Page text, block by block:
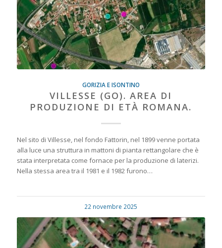
GORIZIA E ISONTINO
VILLESSE (GO). AREA DI
PRODUZIONE DI ETÀ ROMANA.
Nel sito di Villesse, nel fondo Fattorin, nel 1899 venne portata
alla luce una struttura in mattoni di pianta rettangolare che è
stata interpretata come fornace per la produzione di laterizi.
Nella stessa area tra il 1981 e il 1982 furono…
22 novembre 2025